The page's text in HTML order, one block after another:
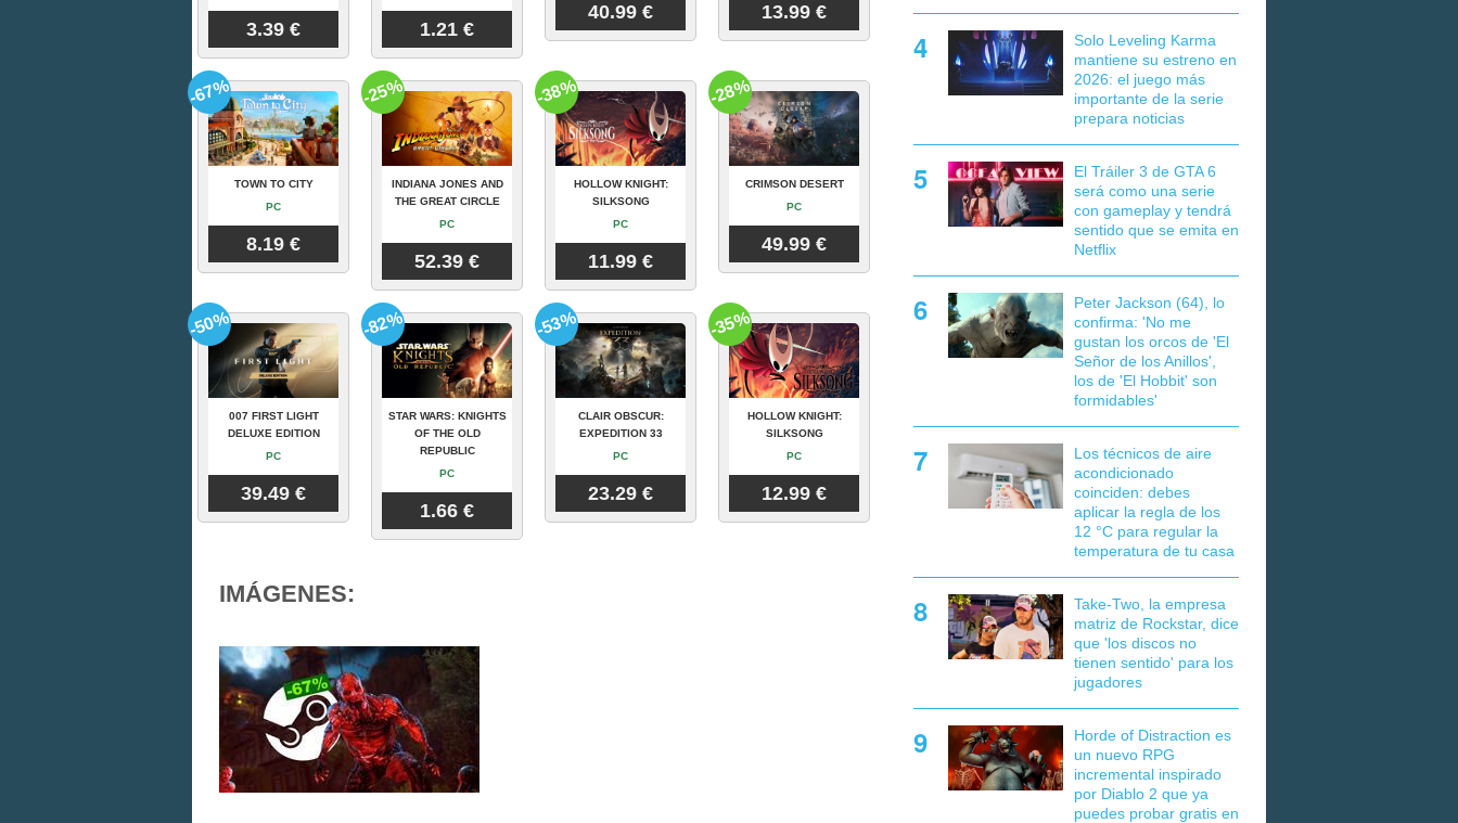
3.39 € 1.21 €
40.99 € 13.99 €
TOWN TO CITY
PC
8.19 €
-67%
INDIANA JONES AND
THE GREAT CIRCLE
PC
52.39 €
-25%
HOLLOW KNIGHT:
SILKSONG
PC
11.99 €
-38%
CRIMSON DESERT
PC
49.99 €
-28%
007 FIRST LIGHT
DELUXE EDITION
PC
39.49 €
-50%
STAR WARS: KNIGHTS
OF THE OLD
REPUBLIC
PC
1.66 €
-82%
CLAIR OBSCUR:
EXPEDITION 33
PC
23.29 €
-53%
HOLLOW KNIGHT:
SILKSONG
PC
12.99 €
-35%
IMÁGENES:
Solo Leveling Karma
mantiene su estreno en
2026: el juego más
importante de la serie
prepara noticias
El Tráiler 3 de GTA 6
será como una serie
con gameplay y tendrá
sentido que se emita en
Netflix
Peter Jackson (64), lo
confirma: 'No me
gustan los orcos de 'El
Señor de los Anillos',
los de 'El Hobbit' son
formidables'
Los técnicos de aire
acondicionado
coinciden: debes
aplicar la regla de los
12 °C para regular la
temperatura de tu casa
Take-Two, la empresa
matriz de Rockstar, dice
que 'los discos no
tienen sentido' para los
jugadores
Horde of Distraction es
un nuevo RPG
incremental inspirado
por Diablo 2 que ya
puedes probar gratis en